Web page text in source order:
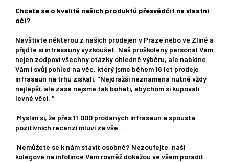
Chcete se o kvalitě našich produktů přesvědčit na vlastní
oči?
Navštivte některou z našich prodejen v Praze nebo ve Zlíně a
přijďte si infrasauny vyzkoušet. Náš proškolený personál Vám
nejen zodpoví všechny otázky ohledně výběru, ale nabídne
Vám i svůj pohled na věc, který jsme během 16 let prodeje
infrasaun na trhu získali. "Nejdražší neznamená nutně vždy
nejlepší, ale zase nejsme tak bohatí, abychom si kupovali
levné věci. "
Myslím si, že přes 11.000 prodaných infrasaun a spousta
pozitivních recenzí mluví za vše...
Nemůžete se k nám stavit osobně? Nezoufejte, naši
kolegové na infolince Vám rovněž dokážou ve všem poradit